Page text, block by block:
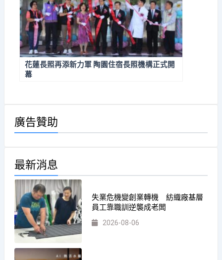
花蓮長照再添新力軍 陶園住宿長照機構正式開
幕
廣告贊助
最新消息
失業危機變創業轉機 紡織廠基層
員工靠職訓逆襲成老闆
2026-08-06